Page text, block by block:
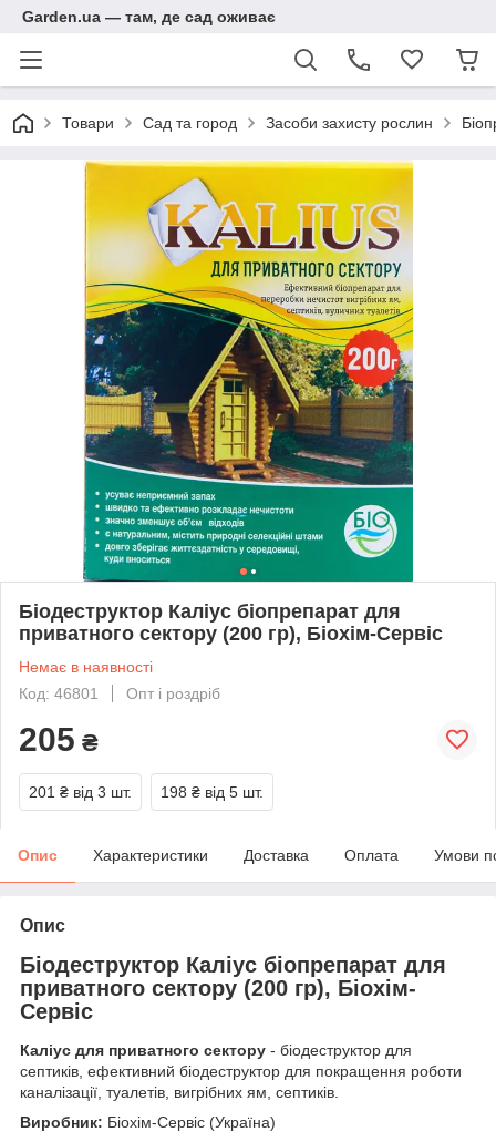
Garden.ua — там, де сад оживає
Товари Сад та город Засоби захисту рослин
Біодеструктор Каліус біопрепарат для
приватного сектору (200 гр), Біохім-Сервіс
Немає в наявності
Код: 46801
Опт і роздріб
205 ₴
201 ₴ від 3 шт. 198 ₴ від 5 шт.
Опис Характеристики Доставка Оплата Умови
Опис
Біодеструктор Каліус біопрепарат для
приватного сектору (200 гр), Біохім-
Сервіс
Каліус для приватного сектору - біодеструктор для
септиків, ефективний біодеструктор для покращення роботи
каналізації, туалетів, вигрібних ям, септиків.
Виробник: Біохім-Сервіс (Україна)